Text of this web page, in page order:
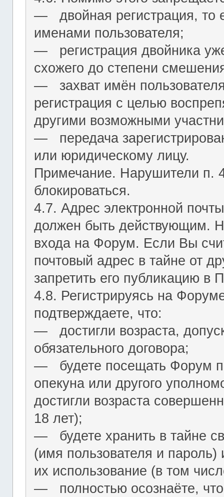
― двойная регистрация, то
именами пользователя;
― регистрация двойника
схожего до степени
― захват имён пользователя
регистрация с целью
другими возможными
― передача
или юридическому лицу.
Примечание. Нарушители п.
блокироваться.
4.7. Адрес электронной
должен быть действующим.
входа на Форум. Если Вы
почтовый адрес в тайне от
запретить его публикацию в
4.8. Регистрируясь на
подтверждаете, что:
― достигли возраста,
обязательного договора;
― будете посещать Форум
опекуна или другого
достигли возраста
18 лет);
― будете хранить в тайне
(имя пользователя и пароль)
их использование (в том
― полностью осознаёте,